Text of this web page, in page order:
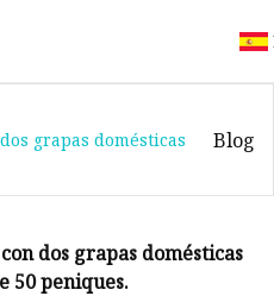
grapas domésticas
Blog
dos grapas domésticas
50 peniques.